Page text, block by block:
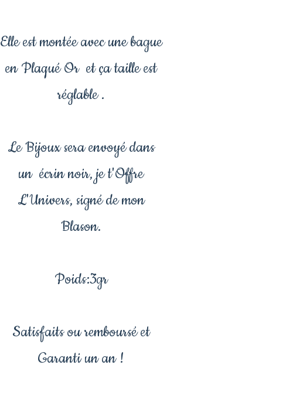
Elle est montée avec une bague
en Plaqué Or et ça taille est
réglable .
Le Bijoux sera envoyé dans
un écrin noir, je t'Offre
L'Univers, signé de mon
Blason.
Poids:3gr
Satisfaits ou remboursé et
Garanti un an !